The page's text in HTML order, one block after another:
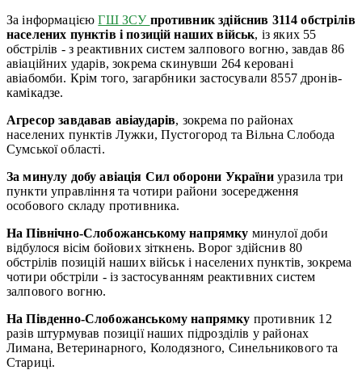
За інформацієюГШ ЗСУ противник здійснив 3114 обстрілів
населених пунктів і позицій наших військ, із яких 55
обстрілів - з реактивних систем залпового вогню, завдав 86
авіаційних ударів, зокрема скинувши 264 керовані
авіабомби. Крім того, загарбники застосували 8557 дронів-
камікадзе.
Агресор завдавав авіаударів, зокрема по районах
населених пунктів Лужки, Пустогород та Вільна Слобода
Сумської області.
За минулу добу авіація Сил оборони України уразила три
пункти управління та чотири райони зосередження
особового складу противника.
На Північно-Слобожанському напрямку минулої доби
відбулося вісім бойових зіткнень. Ворог здійснив 80
обстрілів позицій наших військ і населених пунктів, зокрема
чотири обстріли - із застосуванням реактивних систем
залпового вогню.
На Південно-Слобожанському напрямку противник 12
разів штурмував позиції наших підрозділів у районах
Лимана, Ветеринарного, Колодязного, Синельникового та
Стариці.